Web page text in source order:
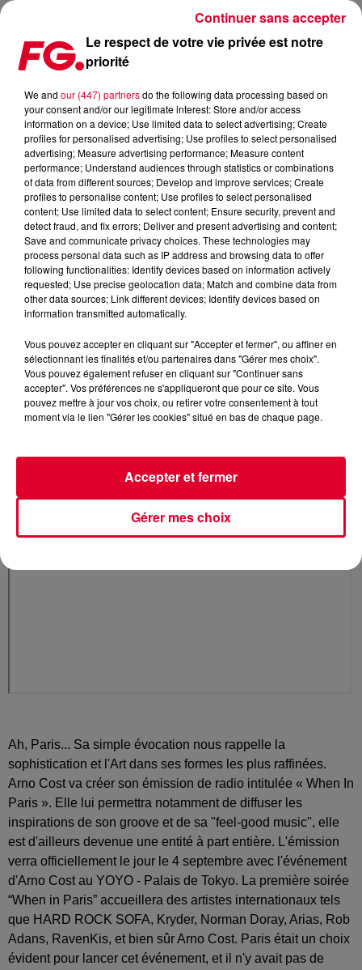
LA SOIRÉE WHEN IN PARIS
Publié : 6 août 2015 à 10h27 par La rédaction
Ah, Paris... Sa simple évocation nous rappelle la
sophistication et l'Art dans ses formes les plus raffinées.
Arno Cost va créer son émission de radio intitulée « When In
Paris ». Elle lui permettra notamment de diffuser les
inspirations de son groove et de sa "feel-good music", elle
est d'ailleurs devenue une entité à part entière. L'émission
verra officiellement le jour le 4 septembre avec l'événement
d'Arno Cost au YOYO - Palais de Tokyo. La première soirée
“When in Paris” accueillera des artistes internationaux tels
que HARD ROCK SOFA, Kryder, Norman Doray, Arias, Rob
Adans, RavenKis, et bien sûr Arno Cost. Paris était un choix
évident pour lancer cet événement, et il n'y avait pas de
Le respect de votre vie privée est notre
priorité
We and our (447) partnersdo the following data processing based on
your consent and/or our legitimate interest: Store and/or access
information on a device; Use limited data to select advertising; Create
profiles for personalised advertising; Use profiles to select personalised
advertising; Measure advertising performance; Measure content
performance; Understand audiences through statistics or combinations
of data from different sources; Develop and improve services; Create
profiles to personalise content; Use profiles to select personalised
content; Use limited data to select content; Ensure security, prevent and
detect fraud, and fix errors; Deliver and present advertising and content;
Save and communicate privacy choices. These technologies may
process personal data such as IP address and browsing data to offer
following functionalities: Identify devices based on information actively
requested; Use precise geolocation data; Match and combine data from
other data sources; Link different devices; Identify devices based on
information transmitted automatically.
Vous pouvez accepter en cliquant sur "Accepter et fermer", ou affiner en
sélectionnant les finalités et/ou partenaires dans "Gérer mes choix".
Vous pouvez également refuser en cliquant sur "Continuer sans
accepter". Vos préférences ne s'appliqueront que pour ce site. Vous
pouvez mettre à jour vos choix, ou retirer votre consentement à tout
moment via le lien "Gérer les cookies" situé en bas de chaque page.
Gérer mes choix
Accepter et fermer
Continuer sans accepter